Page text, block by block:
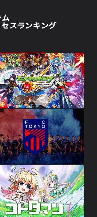
スランキング